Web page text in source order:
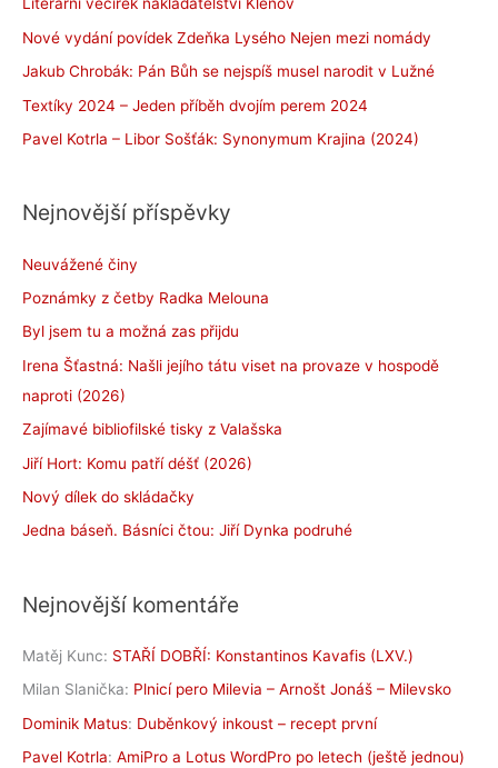
Literární večírek nakladatelství Klenov
Nové vydání povídek Zdeňka Lysého Nejen mezi nomády
Jakub Chrobák: Pán Bůh se nejspíš musel narodit v Lužné
Textíky 2024 – Jeden příběh dvojím perem 2024
Pavel Kotrla – Libor Sošťák: Synonymum Krajina (2024)
Nejnovější příspěvky
Neuvážené činy
Poznámky z četby Radka Melouna
Byl jsem tu a možná zas přijdu
Irena Šťastná: Našli jejího tátu viset na provaze v hospodě
naproti (2026)
Zajímavé bibliofilské tisky z Valašska
Jiří Hort: Komu patří déšť (2026)
Nový dílek do skládačky
Jedna báseň. Básníci čtou: Jiří Dynka podruhé
Nejnovější komentáře
Matěj Kunc: STAŘÍ DOBŘÍ: Konstantinos Kavafis (LXV.)
Milan Slanička: Plnicí pero Milevia – Arnošt Jonáš – Milevsko
Dominik Matus: Duběnkový inkoust – recept první
Pavel Kotrla: AmiPro a Lotus WordPro po letech (ještě jednou)